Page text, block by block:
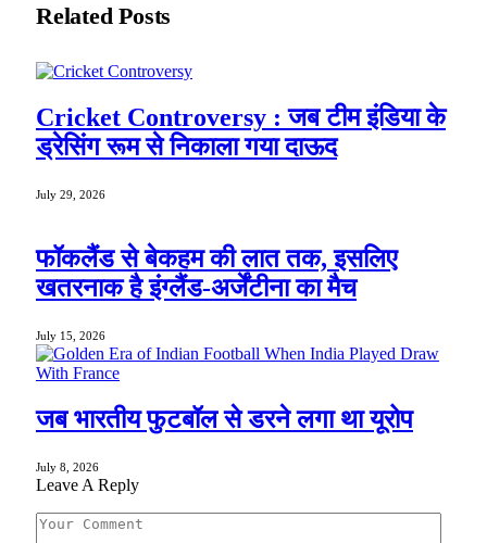
RelatedPosts
Cricket Controversy : जब टीम इंडिया के
ड्रेसिंग रूम से निकाला गया दाऊद
July 29, 2026
फॉकलैंड से बेकहम की लात तक, इसलिए
खतरनाक है इंग्लैंड-अर्जेंटीना का मैच
July 15, 2026
जब भारतीय फुटबॉल से डरने लगा था यूरोप
July 8, 2026
Leave A Reply